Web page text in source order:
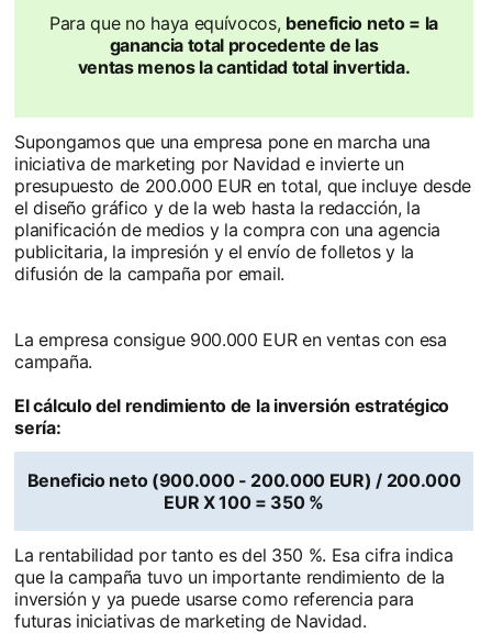
Para que no haya equívocos, beneficio neto = la
ganancia total procedente de las
ventas menos la cantidad total invertida.
Supongamos que una empresa pone en marcha una
iniciativa de marketing por Navidad e invierte un
presupuesto de 200.000 EUR en total, que incluye desde
el diseño gráfico y de la web hasta la redacción, la
planificación de medios y la compra con una agencia
publicitaria, la impresión y el envío de folletos y la
difusión de la campaña por email.
La empresa consigue 900.000 EUR en ventas con esa
campaña.
El cálculo del rendimiento de la inversión estratégico
sería:
Beneficio neto (900.000 - 200.000 EUR) / 200.000
EUR X 100 = 350 %
La rentabilidad por tanto es del 350 %. Esa cifra indica
que la campaña tuvo un importante rendimiento de la
inversión y ya puede usarse como referencia para
futuras iniciativas de marketing de Navidad.